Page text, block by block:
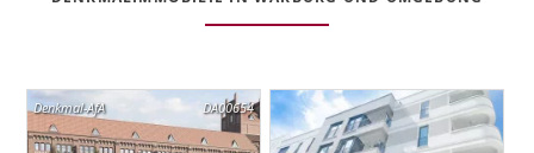
DA00654
Denkmal-AfA